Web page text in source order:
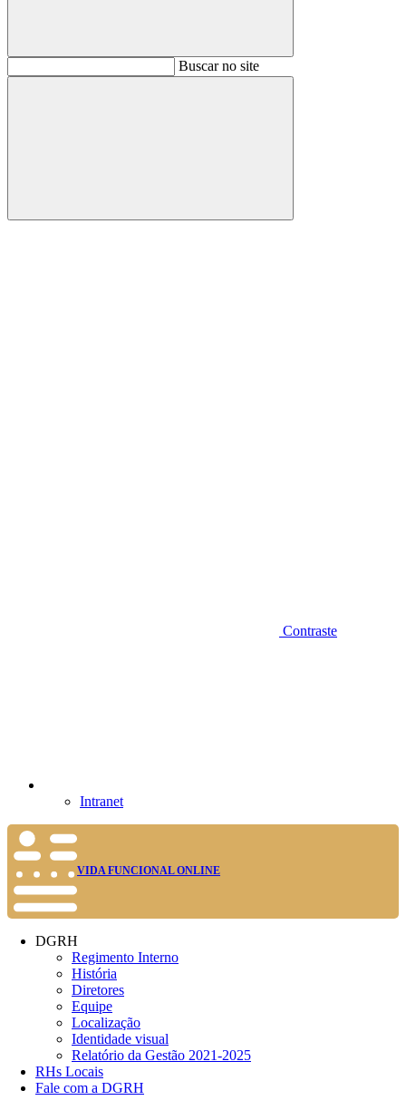
BuscarBuscar no site
Buscar
Contraste
Intranet
VIDA FUNCIONAL ONLINE
DGRH
Regimento Interno
História
Diretores
Equipe
Localização
Identidade visual
Relatório da Gestão 2021-2025
RHs Locais
Fale com a DGRH